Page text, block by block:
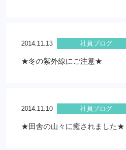
2014.11.13 社員ブログ
★冬の紫外線にご注意★
2014.11.10 社員ブログ
★田舎の山々に癒されました★